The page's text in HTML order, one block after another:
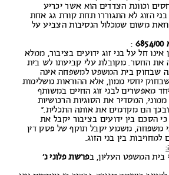
וכוונת הצדדים הוא אשר יכריע
לא התגוררו תחת קורת גג אחת
משום שמכלול הנסיבות הצביע על
:
חל על בני זוג ידועים בציבור, ממלא
מקובלת עלי קביעתו לש בית
בית המשפט למשפחה אינה
יחסי ממון, אלא ההוראות משלימות
לבני זוג החיים במשותף
המסדיר את הסוגיות הרכושיות
הם מקדמים את אותה התכלית.”
בין ידועים בציבור יקבל את
משמע יקבל תוקף של פסק דין
בין בני הזוג.
המשפט העליון, בפרשת פלוני נ’